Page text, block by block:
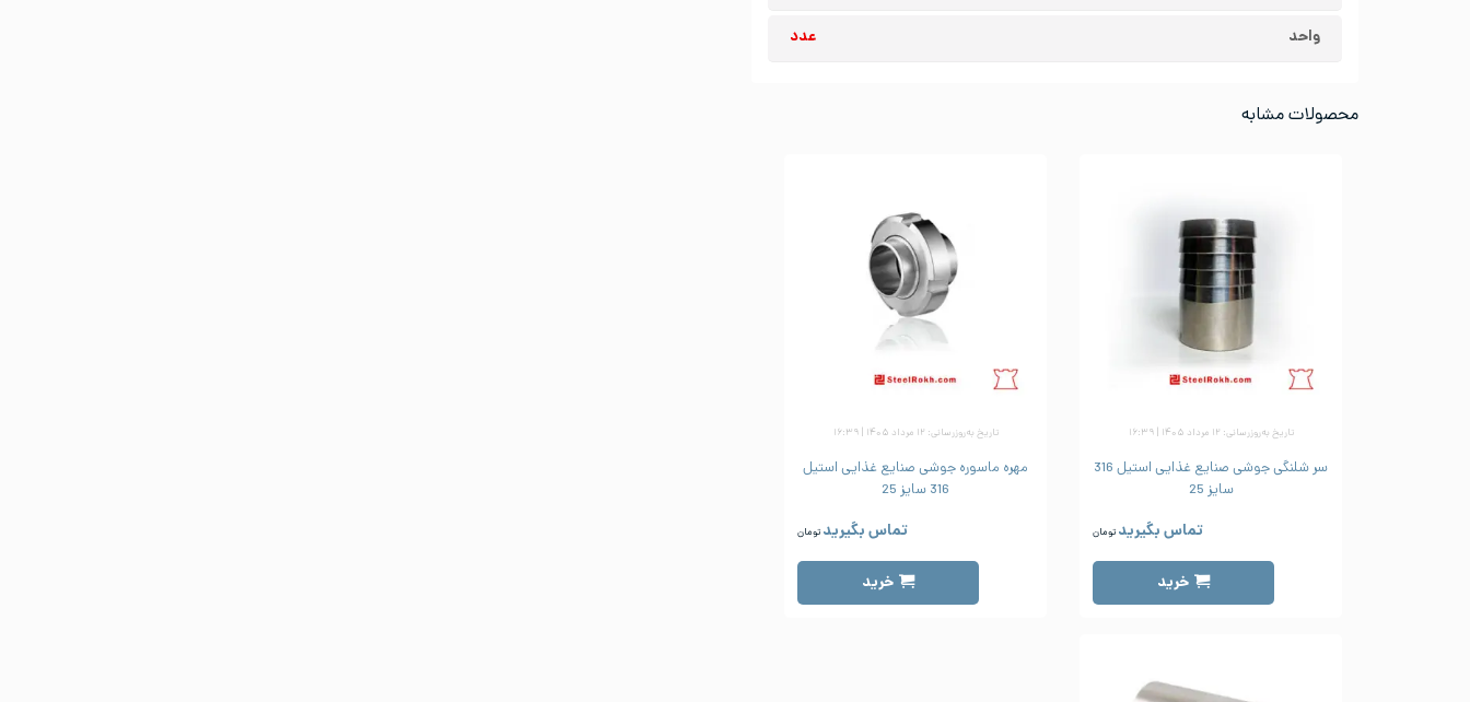
واحد عدد
محصولات مشابه
تاریخ به‌روزرسانی: ۱۲ مرداد ۱۴۰۵ | ۱۶:۳۹
سر شلنگی جوشی صنایع غذایی استیل 316
سایز 25
تماس بگیرید تومان
خرید
تاریخ به‌روزرسانی: ۱۲ مرداد ۱۴۰۵ | ۱۶:۳۹
مهره ماسوره جوشی صنایع غذایی استیل
316 سایز 25
تماس بگیرید تومان
خرید